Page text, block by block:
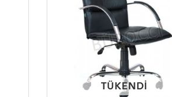
TÜKENDI
TÜKENDI